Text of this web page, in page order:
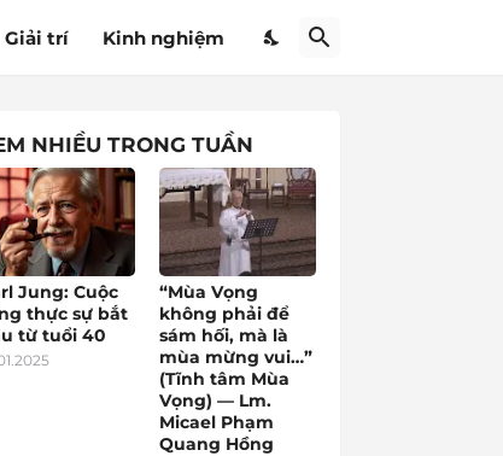
Giải trí Kinh nghiệm
NHIỀU TRONG TUẦN
Jung: Cuộc
thực sự bắt
từ tuổi 40
“Mùa Vọng
không phải để
sám hối, mà là
mùa mừng vui…”
(Tĩnh tâm Mùa
Vọng) — Lm.
Micael Phạm
Quang Hồng